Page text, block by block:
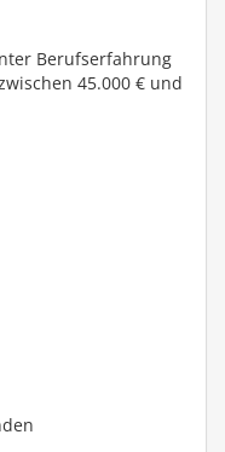
Berufserfahrung
45.000 € und